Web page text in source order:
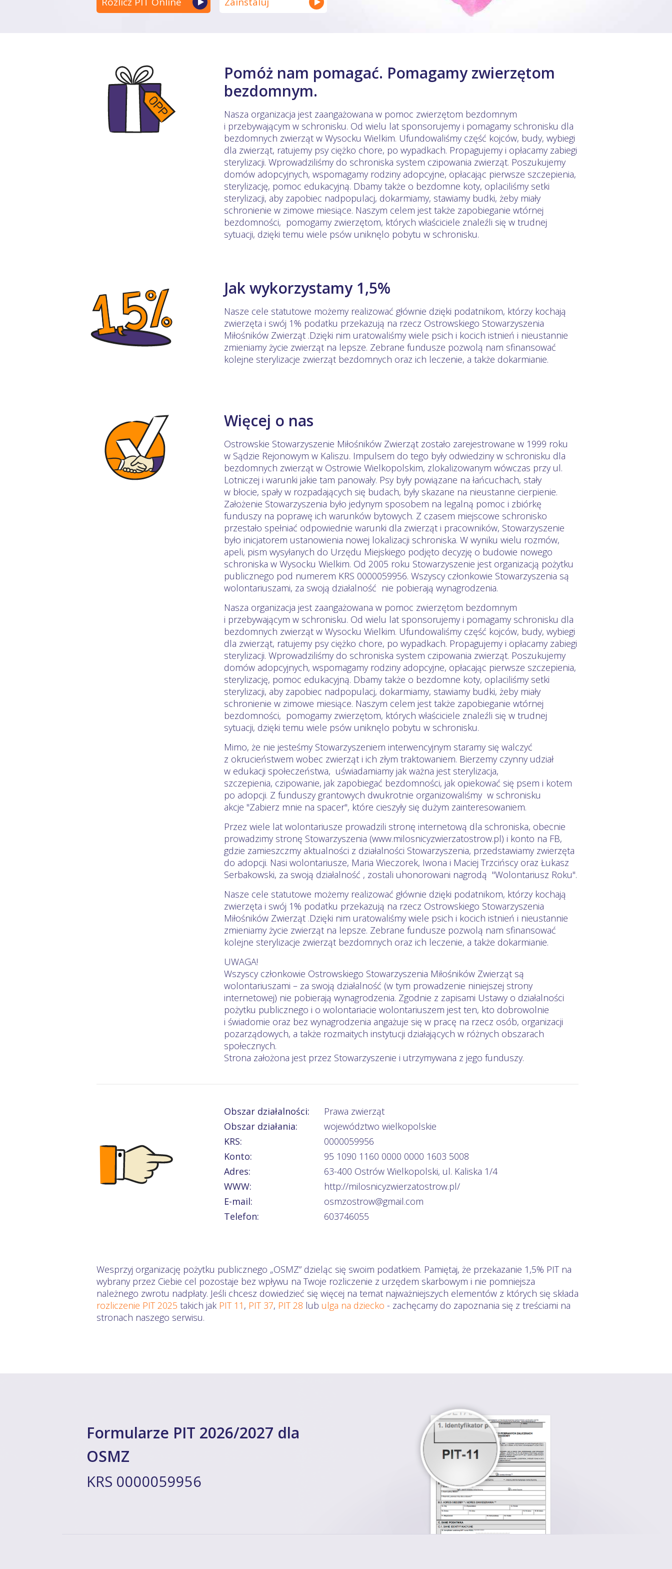
Pomóż nam pomagać. Pomagamy zwierzętom
bezdomnym.
Nasza organizacja jest zaangażowana w pomoc zwierzętom bezdomnym
i przebywającym w schronisku. Od wielu lat sponsorujemy i pomagamy schronisku dla
bezdomnych zwierząt w Wysocku Wielkim. Ufundowaliśmy część kojców, budy, wybiegi
dla zwierząt, ratujemy psy ciężko chore, po wypadkach. Propagujemy i opłacamy zabiegi
sterylizacji. Wprowadziliśmy do schroniska system czipowania zwierząt. Poszukujemy
domów adopcyjnych, wspomagamy rodziny adopcyjne, opłacając pierwsze szczepienia,
sterylizację, pomoc edukacyjną. Dbamy także o bezdomne koty, oplaciliśmy setki
sterylizacji, aby zapobiec nadpopulacj, dokarmiamy, stawiamy budki, żeby miały
schronienie w zimowe miesiące. Naszym celem jest także zapobieganie wtórnej
bezdomności, pomogamy zwierzętom, których właściciele znaleźli się w trudnej
sytuacji, dzięki temu wiele psów uniknęlo pobytu w schronisku.
Jak wykorzystamy 1,5%
Nasze cele statutowe możemy realizować głównie dzięki podatnikom, którzy kochają
zwierzęta i swój 1% podatku przekazują na rzecz Ostrowskiego Stowarzyszenia
Miłośników Zwierząt .Dzięki nim uratowaliśmy wiele psich i kocich istnień i nieustannie
zmieniamy życie zwierząt na lepsze. Zebrane fundusze pozwolą nam sfinansować
kolejne sterylizacje zwierząt bezdomnych oraz ich leczenie, a także dokarmianie.
Więcej o nas
Ostrowskie Stowarzyszenie Miłośników Zwierząt zostało zarejestrowane w 1999 roku
w Sądzie Rejonowym w Kaliszu. Impulsem do tego były odwiedziny w schronisku dla
bezdomnych zwierząt w Ostrowie Wielkopolskim, zlokalizowanym wówczas przy ul.
Lotniczej i warunki jakie tam panowały. Psy były powiązane na łańcuchach, stały
w błocie, spały w rozpadających się budach, były skazane na nieustanne cierpienie.
Założenie Stowarzyszenia było jedynym sposobem na legalną pomoc i zbiórkę
funduszy na poprawę ich warunków bytowych. Z czasem miejscowe schronisko
przestało spełniać odpowiednie warunki dla zwierząt i pracowników, Stowarzyszenie
było inicjatorem ustanowienia nowej lokalizacji schroniska. W wyniku wielu rozmów,
apeli, pism wysyłanych do Urzędu Miejskiego podjęto decyzję o budowie nowego
schroniska w Wysocku Wielkim. Od 2005 roku Stowarzyszenie jest organizacją pożytku
publicznego pod numerem KRS 0000059956. Wszyscy członkowie Stowarzyszenia są
wolontariuszami, za swoją działalność nie pobierają wynagrodzenia.
Nasza organizacja jest zaangażowana w pomoc zwierzętom bezdomnym
i przebywającym w schronisku. Od wielu lat sponsorujemy i pomagamy schronisku dla
bezdomnych zwierząt w Wysocku Wielkim. Ufundowaliśmy część kojców, budy, wybiegi
dla zwierząt, ratujemy psy ciężko chore, po wypadkach. Propagujemy i opłacamy zabiegi
sterylizacji. Wprowadziliśmy do schroniska system czipowania zwierząt. Poszukujemy
domów adopcyjnych, wspomagamy rodziny adopcyjne, opłacając pierwsze szczepienia,
sterylizację, pomoc edukacyjną. Dbamy także o bezdomne koty, oplaciliśmy setki
sterylizacji, aby zapobiec nadpopulacj, dokarmiamy, stawiamy budki, żeby miały
schronienie w zimowe miesiące. Naszym celem jest także zapobieganie wtórnej
bezdomności, pomogamy zwierzętom, których właściciele znaleźli się w trudnej
sytuacji, dzięki temu wiele psów uniknęlo pobytu w schronisku.
Mimo, że nie jesteśmy Stowarzyszeniem interwencyjnym staramy się walczyć
z okrucieństwem wobec zwierząt i ich złym traktowaniem. Bierzemy czynny udział
w edukacji społeczeństwa, uświadamiamy jak ważna jest sterylizacja,
szczepienia, czipowanie, jak zapobiegać bezdomności, jak opiekować się psem i kotem
po adopcji. Z funduszy grantowych dwukrotnie organizowaliśmy w schronisku
akcje "Zabierz mnie na spacer", które cieszyły się dużym zainteresowaniem.
Przez wiele lat wolontariusze prowadzili stronę internetową dla schroniska, obecnie
prowadzimy stronę Stowarzyszenia (www.milosnicyzwierzatostrow.pl) i konto na FB,
gdzie zamieszczmy aktualności z działalności Stowarzyszenia, przedstawiamy zwierzęta
do adopcji. Nasi wolontariusze, Maria Wieczorek, Iwona i Maciej Trzcińscy oraz Łukasz
Serbakowski, za swoją działalność , zostali uhonorowani nagrodą "Wolontariusz Roku".
Nasze cele statutowe możemy realizować głównie dzięki podatnikom, którzy kochają
zwierzęta i swój 1% podatku przekazują na rzecz Ostrowskiego Stowarzyszenia
Miłośników Zwierząt .Dzięki nim uratowaliśmy wiele psich i kocich istnień i nieustannie
zmieniamy życie zwierząt na lepsze. Zebrane fundusze pozwolą nam sfinansować
kolejne sterylizacje zwierząt bezdomnych oraz ich leczenie, a także dokarmianie.
UWAGA!
Wszyscy członkowie Ostrowskiego Stowarzyszenia Miłośników Zwierząt są
wolontariuszami – za swoją działalność (w tym prowadzenie niniejszej strony
internetowej) nie pobierają wynagrodzenia. Zgodnie z zapisami Ustawy o działalności
pożytku publicznego i o wolontariacie wolontariuszem jest ten, kto dobrowolnie
i świadomie oraz bez wynagrodzenia angażuje się w pracę na rzecz osób, organizacji
pozarządowych, a także rozmaitych instytucji działających w różnych obszarach
społecznych.
Strona założona jest przez Stowarzyszenie i utrzymywana z jego funduszy.
Obszar działalności:
Prawa zwierząt
Obszar działania:
województwo wielkopolskie
KRS:
0000059956
Konto:
95 1090 1160 0000 0000 1603 5008
Adres:
63-400 Ostrów Wielkopolski, ul. Kaliska 1/4
WWW:
http://milosnicyzwierzatostrow.pl/
E-mail:
osmzostrow@gmail.com
Telefon:
603746055
Wesprzyj organizację pożytku publicznego „OSMZ” dzieląc się swoim podatkiem. Pamiętaj, że przekazanie 1,5% PIT na
wybrany przez Ciebie cel pozostaje bez wpływu na Twoje rozliczenie z urzędem skarbowym i nie pomniejsza
należnego zwrotu nadpłaty. Jeśli chcesz dowiedzieć się więcej na temat najważniejszych elementów z których się składa
rozliczenie PIT 2025 takich jak PIT 11 , PIT 37, PIT 28 lub ulga na dziecko - zachęcamy do zapoznania się z treściami na
stronach naszego serwisu.
Formularze PIT 2026/2027 dla
OSMZ
KRS 0000059956